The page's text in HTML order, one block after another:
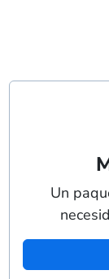
Un